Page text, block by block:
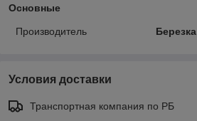
Основные
Производитель Березка
Условия доставки
Транспортная компания по РБ